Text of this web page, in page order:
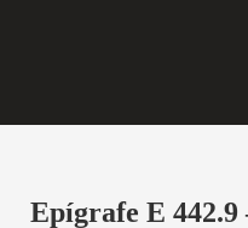
Epígrafe E